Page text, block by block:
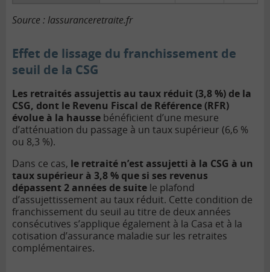
Source : lassuranceretraite.fr
Effet de lissage du franchissement de
seuil de la CSG
Les retraités assujettis au taux réduit (3,8 %) de la
CSG, dont le Revenu Fiscal de Référence (RFR)
évolue à la hausse bénéficient d’une mesure
d’atténuation du passage à un taux supérieur (6,6 %
ou 8,3 %).
Dans ce cas, le retraité n’est assujetti à la CSG à un
taux supérieur à 3,8 % que si ses revenus
dépassent 2 années de suite le plafond
d’assujettissement au taux réduit. Cette condition de
franchissement du seuil au titre de deux années
consécutives s’applique également à la Casa et à la
cotisation d’assurance maladie sur les retraites
complémentaires.